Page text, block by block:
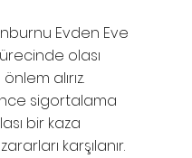
Evden Eve
olası
alırız.
sigortalama
bir kaza
karşılanır.